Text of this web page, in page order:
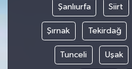
Şanlıurfa Siirt
Şırnak Tekirdağ
Tunceli Uşak